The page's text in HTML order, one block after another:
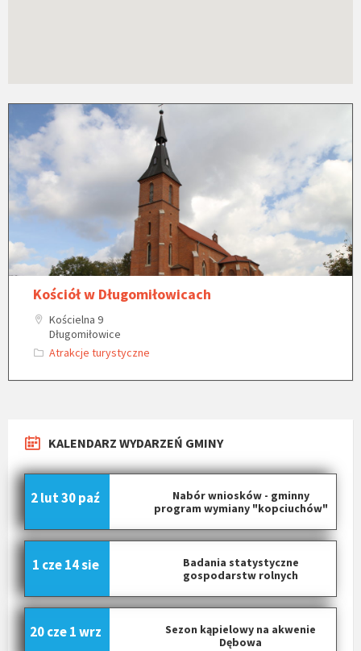
Kościół w Długomiłowicach
Kościelna 9
Długomiłowice
Atrakcje turystyczne
KALENDARZ WYDARZEŃ GMINY
Nabór wniosków - gminny
program wymiany "kopciuchów"
2 lut30 paź
Badania statystyczne
gospodarstw rolnych
1 cze 14 sie
Sezon kąpielowy na akwenie
Dębowa
20 cze 1 wrz